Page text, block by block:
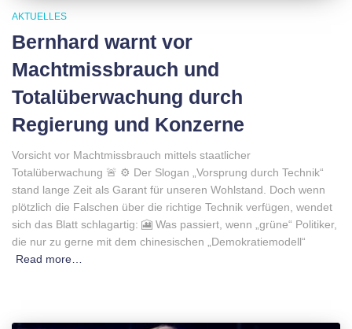
AKTUELLES
Bernhard warnt vor
Machtmissbrauch und
Totalüberwachung durch
Regierung und Konzerne
Vorsicht vor Machtmissbrauch mittels staatlicher
Totalüberwachung 🚨 ⚙️ Der Slogan „Vorsprung durch Technik“
stand lange Zeit als Garant für unseren Wohlstand. Doch wenn
plötzlich die Falschen über die richtige Technik verfügen, wendet
sich das Blatt schlagartig: 🎦 Was passiert, wenn „grüne“ Politiker,
die nur zu gerne mit dem chinesischen „Demokratiemodell“
Read more…